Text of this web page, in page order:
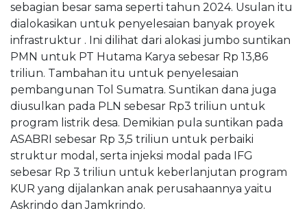
sebagian besar sama seperti tahun 2024. Usulan itu
dialokasikan untuk penyelesaian banyak proyek
infrastruktur . Ini dilihat dari alokasi jumbo suntikan
PMN untuk PT Hutama Karya sebesar Rp 13,86
triliun. Tambahan itu untuk penyelesaian
pembangunan Tol Sumatra. Suntikan dana juga
diusulkan pada PLN sebesar Rp3 triliun untuk
program listrik desa. Demikian pula suntikan pada
ASABRI sebesar Rp 3,5 triliun untuk perbaiki
struktur modal, serta injeksi modal pada IFG
sebesar Rp 3 triliun untuk keberlanjutan program
KUR yang dijalankan anak perusahaannya yaitu
Askrindo dan Jamkrindo.